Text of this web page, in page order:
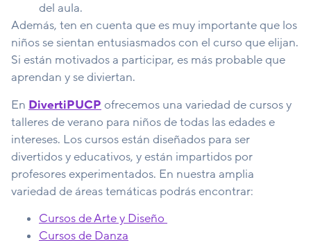
del aula.
Además, ten en cuenta que es muy importante que los
niños se sientan entusiasmados con el curso que elijan.
Si están motivados a participar, es más probable que
aprendan y se diviertan.
En DivertiPUCP ofrecemos una variedad de cursos y
talleres de verano para niños de todas las edades e
intereses. Los cursos están diseñados para ser
divertidos y educativos, y están impartidos por
profesores experimentados. En nuestra amplia
variedad de áreas temáticas podrás encontrar:
Cursos de Arte y Diseño
Cursos de Danza